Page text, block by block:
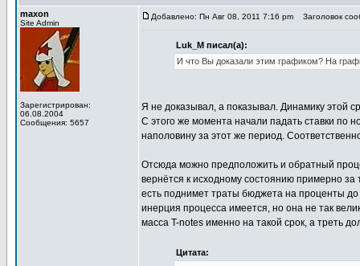
maxon
Site Admin
Зарегистрирован:
06.08.2004
Сообщения: 5657
Добавлено: Пн Авг 08, 2011 7:16 pm Заголовок
Luk_M писал(а):
И что Вы доказали этим графиком? На
Я не доказывал, а показывал. Динамику этой
С этого же момента начали падать ставки по
наполовину за этот же период.
Отсюда можно предположить и обратный
вернётся к исходному состоянию примерно
есть поднимет траты бюджета на проценты до
инерция процесса имеется, но она не так
масса T-notes именно на такой срок, а треть
Цитата: